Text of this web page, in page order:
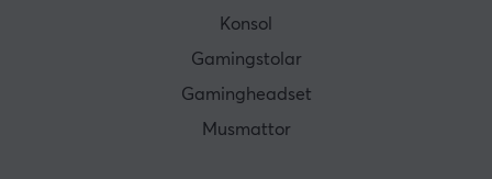
Konsol
Gamingstolar
Gamingheadset
Musmattor